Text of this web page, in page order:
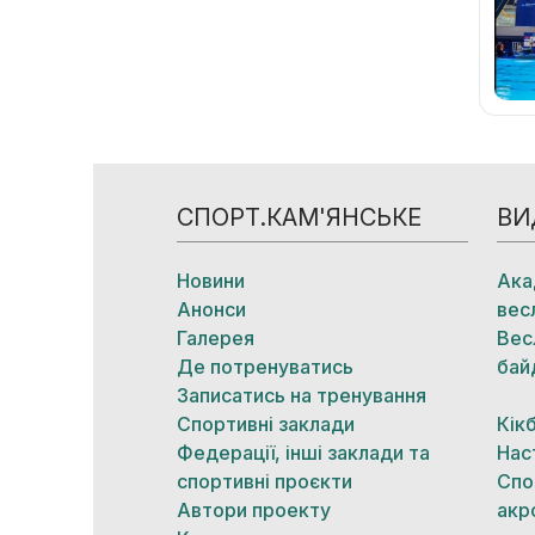
СПОРТ.КАМ'ЯНСЬКЕ
Новини
Анонси
Галерея
Де потренуватись
Записатись на тренування
Спортивні заклади
Федерації, інші заклади та
спортивні проєкти
Автори проекту